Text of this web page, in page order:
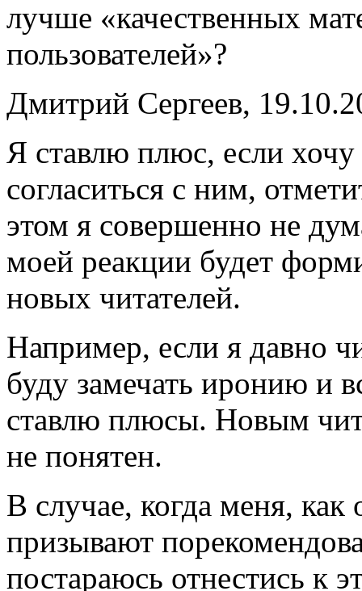
лучше «качественных
пользователей»?
Дмитрий Сергеев,
Я ставлю плюс, если хочу
согласиться с ним,
этом я совершенно не
моей реакции будет
новых читателей.
Например, если я давно
буду замечать иронию и
ставлю плюсы. Новым
не понятен.
В случае, когда меня,
призывают
постараюсь отнестись к